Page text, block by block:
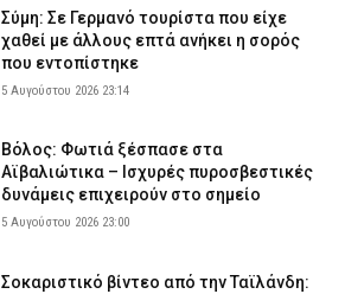
Σύμη: Σε Γερμανό τουρίστα που είχε
χαθεί με άλλους επτά ανήκει η σορός
που εντοπίστηκε
5 Αυγούστου 2026 23:14
Βόλος: Φωτιά ξέσπασε στα
Αϊβαλιώτικα – Ισχυρές πυροσβεστικές
δυνάμεις επιχειρούν στο σημείο
5 Αυγούστου 2026 23:00
Σοκαριστικό βίντεο από την Ταϊλάνδη: